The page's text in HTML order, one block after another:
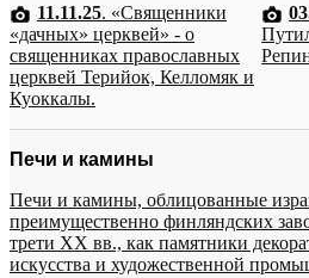
11.11.25. «Священники
«дачных» церквей» - о
священниках православных
церквей Терийок, Келломяк и
Куоккалы.
Печи и камины
Печи и камины, облицованные
преимущественно финляндских
трети XX вв., как памятники
искусства и художественной